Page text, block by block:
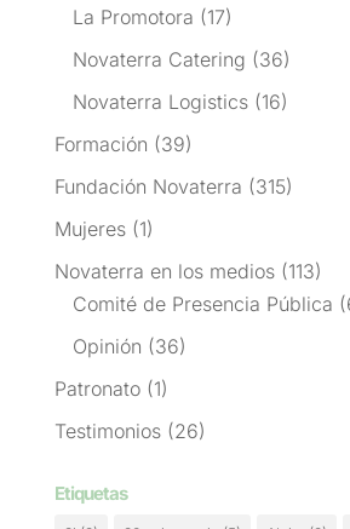
La Promotora (17)
Novaterra Catering (36)
Novaterra Logistics(16)
Formación (39)
Fundación Novaterra (315)
Mujeres(1)
Novaterra en los medios(113)
Comité de Presencia Pública
Opinión (36)
Patronato(1)
Testimonios(26)
Etiquetas